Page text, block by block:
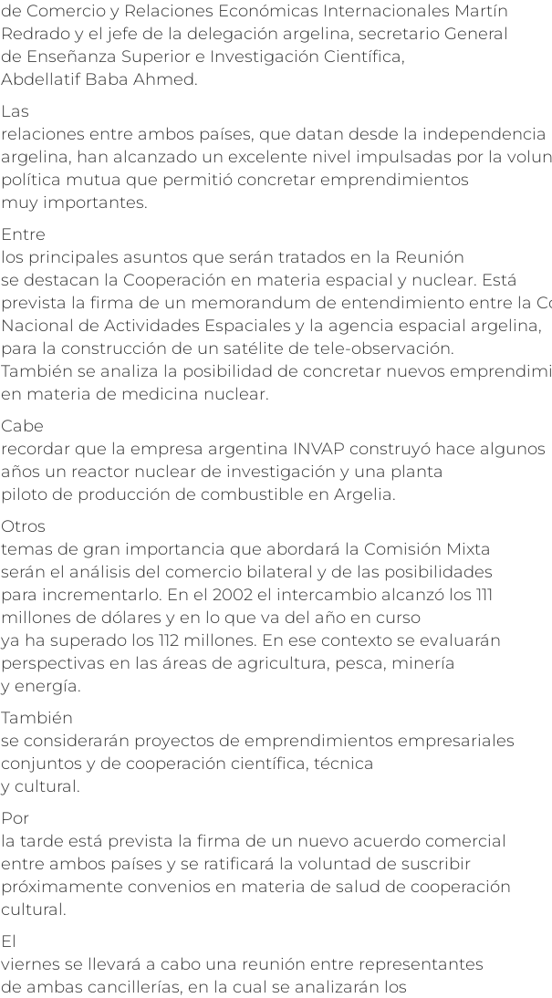
de Comercio y Relaciones Económicas Internacionales Martín
Redrado y el jefe de la delegación argelina, secretario General
de Enseñanza Superior e Investigación Científica,
Abdellatif Baba Ahmed.
Las
relaciones entre ambos países, que datan desde la independencia
argelina, han alcanzado un excelente nivel impulsadas por la
política mutua que permitió concretar emprendimientos
muy importantes.
Entre
los principales asuntos que serán tratados en la Reunión
se destacan la Cooperación en materia espacial y nuclear. Está
prevista la firma de un memorandum de entendimiento entre la
Nacional de Actividades Espaciales y la agencia espacial argelina,
para la construcción de un satélite de tele-observación.
También se analiza la posibilidad de concretar nuevos
en materia de medicina nuclear.
Cabe
recordar que la empresa argentina INVAP construyó hace algunos
años un reactor nuclear de investigación y una planta
piloto de producción de combustible en Argelia.
Otros
temas de gran importancia que abordará la Comisión Mixta
serán el análisis del comercio bilateral y de las posibilidades
para incrementarlo. En el 2002 el intercambio alcanzó los 111
millones de dólares y en lo que va del año en curso
ya ha superado los 112 millones. En ese contexto se evaluarán
perspectivas en las áreas de agricultura, pesca, minería
y energía.
También
se considerarán proyectos de emprendimientos empresariales
conjuntos y de cooperación científica, técnica
y cultural.
Por
la tarde está prevista la firma de un nuevo acuerdo comercial
entre ambos países y se ratificará la voluntad de suscribir
próximamente convenios en materia de salud de cooperación
cultural.
El
viernes se llevará a cabo una reunión entre representantes
de ambas cancillerías, en la cual se analizarán los